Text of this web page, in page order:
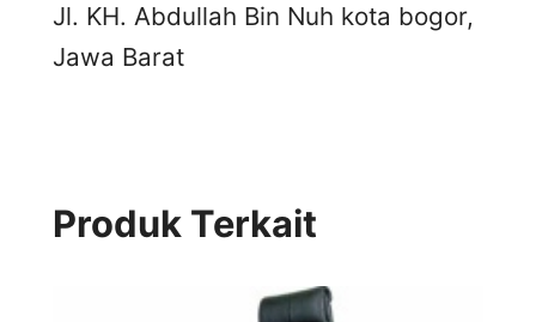
Jl. KH. Abdullah Bin Nuh kota bogor,
Jawa Barat
Produk Terkait